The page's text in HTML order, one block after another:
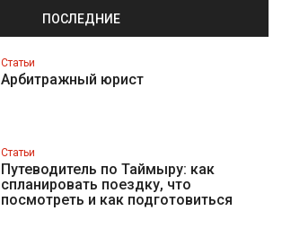
ПОСЛЕДНИЕ
Статьи
Арбитражный юрист
Статьи
Путеводитель по Таймыру: как
спланировать поездку, что
посмотреть и как подготовиться